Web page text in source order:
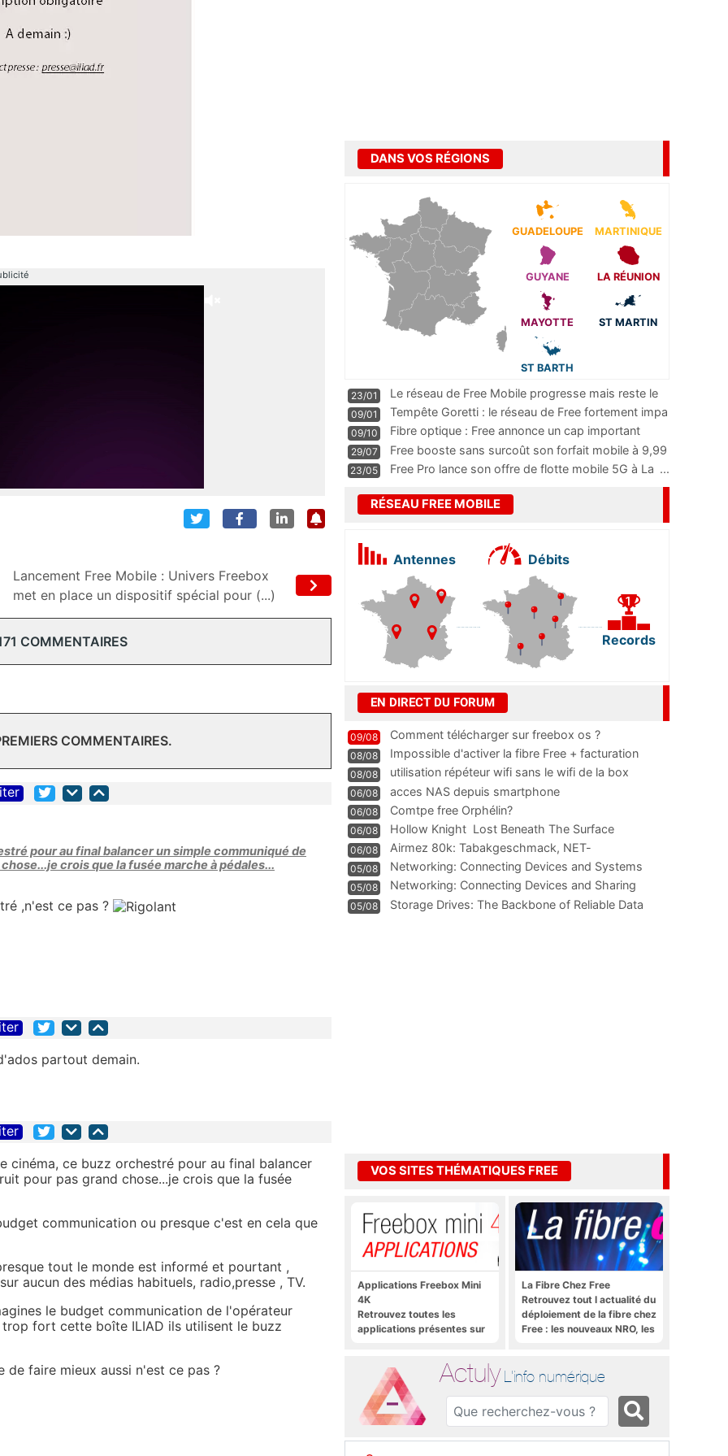
Lancement Free Mobile : Univers Freebox
met en place un dispositif spécial pour (...)
COMMENTAIRES
COMMENTAIRES.
pour au final balancer un simple communiqué de
crois que la fusée marche à pédales...
,n'est ce pas ?
partout demain.
cinéma, ce buzz orchestré pour au final balancer
pour pas grand chose...je crois que la fusée
communication ou presque c'est en cela que
tout le monde est informé et pourtant ,
aucun des médias habituels, radio,presse , TV.
le budget communication de l'opérateur
fort cette boîte ILIAD ils utilisent le buzz
faire mieux aussi n'est ce pas ?
DANS VOS RÉGIONS
GUADELOUPE MARTINIQUE
GUYANE LA RÉUNION
MAYOTTE ST MARTIN
ST BARTH
23/01
Le réseau de Free Mobile progresse mais reste le
m
...
09/01
Tempête Goretti : le réseau de Free fortement impa
09/10
Fibre optique : Free annonce un cap important
pass
...
29/07
Free booste sans surcoût son forfait mobile à 9,99
23/05 Free Pro lance son offre de flotte mobile 5G à La ...
RÉSEAU FREE MOBILE
Antennes Débits
Records
EN DIRECT DU FORUM
09/08 Comment télécharger sur freebox os ?
08/08
Impossible d'activer la fibre Free + facturation
résiliation
08/08 utilisation répéteur wifi sans le wifi de la box
06/08 acces NAS depuis smartphone
06/08 Comtpe free Orphélin?
06/08 Hollow Knight  Lost Beneath The Surface
06/08
Airmez 80k: Tabakgeschmack, NET-
Technologie und Leistung im
05/08 Networking: Connecting Devices and Systems
05/08
Networking: Connecting Devices and Sharing
Information
05/08
Storage Drives: The Backbone of Reliable Data
VOS SITES THÉMATIQUES FREE
Applications Freebox Mini
4K
Retrouvez toutes les
applications présentes sur
La Fibre Chez Free
Retrouvez tout l actualité du
déploiement de la fibre chez
Free : les nouveaux NRO, les
Actuly L'info numérique